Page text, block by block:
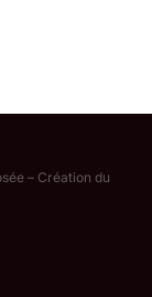
– Création du